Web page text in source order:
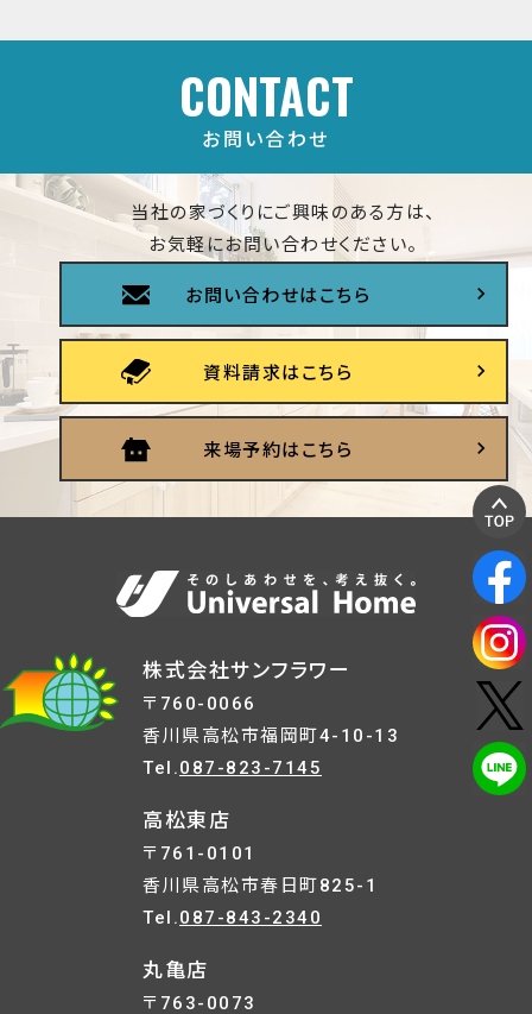
CONTACT
お問い合わせ
当社の家づくりにご興味のある方は、
お気軽にお問い合わせください。
お問い合わせはこちら
資料請求はこちら
来場予約はこちら
株式会社サンフラワー
〒760-0066
香川県高松市福岡町4-10-13
Tel.087-823-7145
高松東店
〒761-0101
香川県高松市春日町825-1
Tel.087-843-2340
丸亀店
〒763-0073